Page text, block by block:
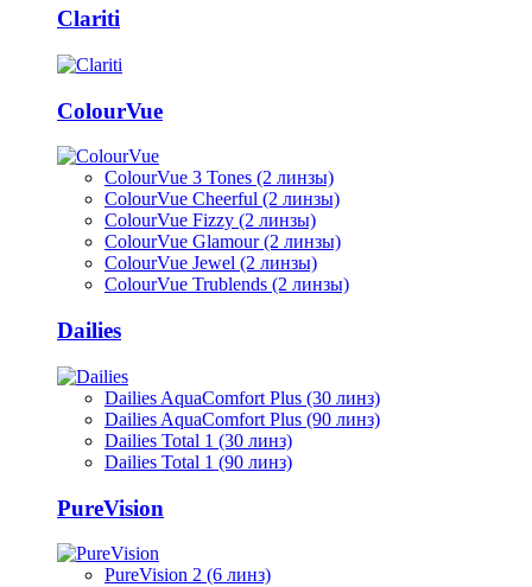
Clariti
ColourVue
ColourVue 3 Tones (2 линзы)
ColourVue Cheerful (2 линзы)
ColourVue Fizzy (2 линзы)
ColourVue Glamour (2 линзы)
ColourVue Jewel (2 линзы)
ColourVue Trublends (2 линзы)
Dailies
Dailies AquaComfort Plus (30 линз)
Dailies AquaComfort Plus (90 линз)
Dailies Total 1 (30 линз)
Dailies Total 1 (90 линз)
PureVision
PureVision 2 (6 линз)